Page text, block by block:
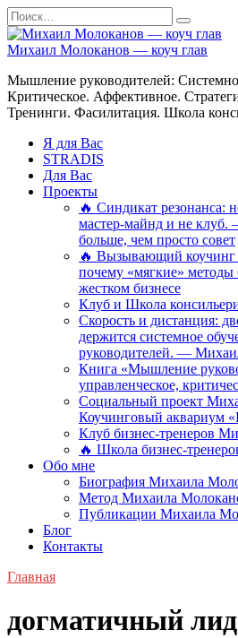
Перейти
к
содержанию
Search
for:
Михаил Молоканов — коуч глав
Мышление руководителей:
Критическое. Аффективное.
Тренинги. Фасилитация. Школа
Я для Вас
STRADIS
Для Вас
Проекты
🔥 Синдикат резонанса:
мастер-майнд и не
больше, чем просто совет
🔥 Вызывающий
почему «мягкие» методы
жестком бизнесе
Клуб и Школа
Скорость и дистанция:
держится системное
руководителей. —
Книга «Мышление
управленческое,
Социальный проект
Коучинговый аквариум
Клуб бизнес-тренеров
🔥 Школа бизнес-
Обо мне
Биография Михаила
Метод Михаила
Публикации Михаила
Блог
Контакты
Главная
догматичный